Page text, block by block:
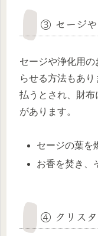
③ セージや
セージや浄化用
らせる方法もあ
払うとされ、財
があります。
セージの葉を
お香を焚き、
④ クリスタ